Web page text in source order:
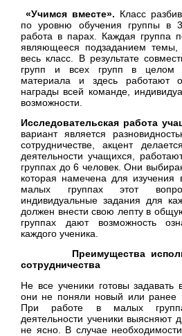
«Учимся вместе». Класс
по уровню обучения группы в
работа в парах. Каждая группа
являющееся подзаданием темы,
весь класс. В результате
групп и всех групп в целом
материала и здесь работают
награды всей команде,
возможности.
Исследовательская работа
вариант является
сотрудничестве, акцент
деятельности учащихся,
группах до 6 человек. Они
которая намечена для
малых группах этот
индивидуальные задания для
должен внести свою лепту в
группах дают возможность
каждого ученика.
Преимущества
сотрудничества
Не все ученики готовы задавать
они не поняли новый или ранее
При работе в малых
деятельности ученики выясняют
не ясно. В случае